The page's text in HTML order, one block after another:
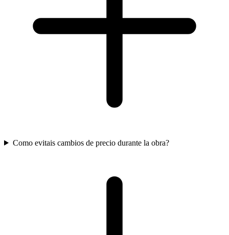
Como evitais cambios de precio durante la obra?